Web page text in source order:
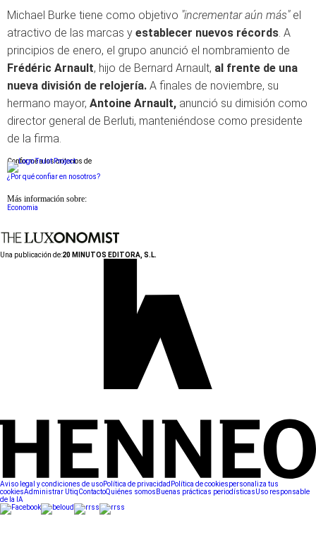
Michael Burke tiene como objetivo "incrementar aún más"el
atractivo de las marcas y establecer nuevos récords. A
principios de enero, el grupo anunció el nombramiento de
Frédéric Arnault, hijo de Bernard Arnault, al frente de una
nueva división de relojería. A finales de noviembre, su
hermano mayor, Antoine Arnault, anunció su dimisión como
director general de Berluti, manteniéndose como presidente
de la firma.
Conforme a los criterios de
¿Por qué confiar en nosotros?
Más información sobre:
Economia
Una publicación de:20 MINUTOS EDITORA, S.L.
Aviso legal y condiciones de usoPolítica de privacidad Política de cookiespersonaliza tus
cookiesAdministrar UtiqContactoQuiénes somos Buenas prácticas periodísticasUso responsable
de la IA